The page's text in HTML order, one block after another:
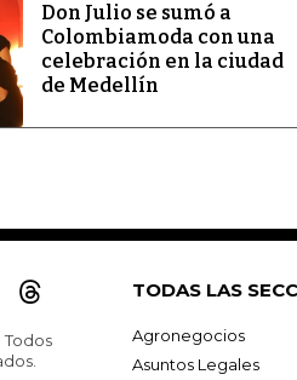
Don Julio se sumó a
Colombiamoda con una
celebración en la ciudad
de Medellín
Todos
TODAS LAS
Agronegocios
Asuntos Legales